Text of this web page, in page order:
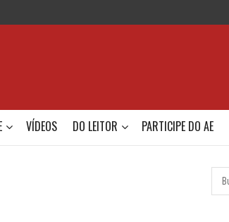
VÍDEOS DO LEITOR PARTICIPE DO AE